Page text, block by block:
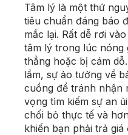
Tâm lý là một thứ
tiêu chuẩn đáng báo
mắc lại. Rất dễ rơi
tâm lý trong lúc nóng
thẳng hoặc bị cám
lầm, sự ảo tưởng về
cuồng để tránh nhận
vọng tìm kiếm sự an
chối bỏ thực tế và
khiến bạn phải trả giá